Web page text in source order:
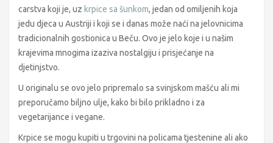
carstva koji je, uz krpice sa šunkom, jedan od omiljenih koja
jedu djeca u Austriji i koji se i danas može naći na jelovnicima
tradicionalnih gostionica u Beču. Ovo je jelo koje i u našim
krajevima mnogima izaziva nostalgiju i prisjećanje na
djetinjstvo.
U originalu se ovo jelo pripremalo sa svinjskom mašću ali mi
preporučamo biljno ulje, kako bi bilo prikladno i za
vegetarijance i vegane.
Krpice se mogu kupiti u trgovini na policama tjestenine ali ako